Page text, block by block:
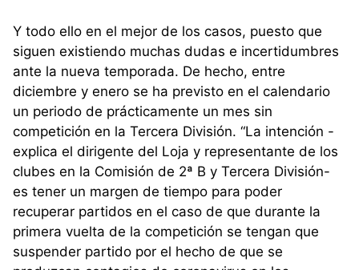
Y todo ello en el mejor de los casos, puesto que
siguen existiendo muchas dudas e incertidumbres
ante la nueva temporada. De hecho, entre
diciembre y enero se ha previsto en el calendario
un periodo de prácticamente un mes sin
competición en la Tercera División. “La intención -
explica el dirigente del Loja y representante de los
clubes en la Comisión de 2ª B y Tercera División-
es tener un margen de tiempo para poder
recuperar partidos en el caso de que durante la
primera vuelta de la competición se tengan que
suspender partido por el hecho de que se